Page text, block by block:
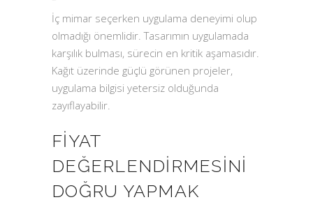
İç mimar seçerken uygulama deneyimi olup
olmadığı önemlidir. Tasarımın uygulamada
karşılık bulması, sürecin en kritik aşamasıdır.
Kağıt üzerinde güçlü görünen projeler,
uygulama bilgisi yetersiz olduğunda
zayıflayabilir.
FIYAT
DEĞERLENDIRMESINI
DOĞRU YAPMAK